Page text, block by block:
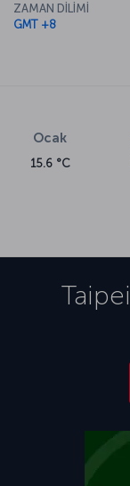
ZAMAN DİLİMİ
GMT +8
Ocak
15.6 °C
Taipei